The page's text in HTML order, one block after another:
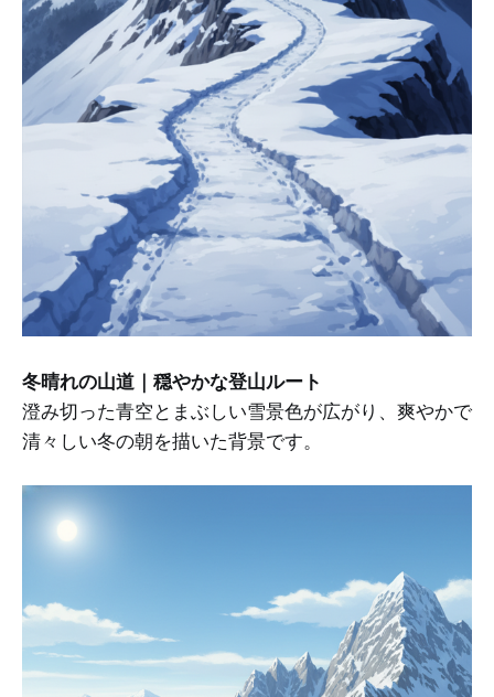
冬晴れの山道｜穏やかな登山ルート
澄み切った青空とまぶしい雪景色が広がり、爽やかで
清々しい冬の朝を描いた背景です。